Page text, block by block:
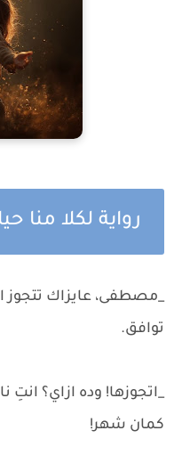
رواية لكلا منا
_مصطفى، عايزاك تتجوز
توافق.
_اتجوزها! وده ازاي؟
كمان شهر!